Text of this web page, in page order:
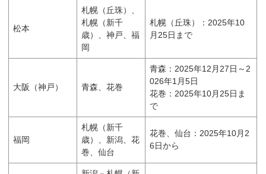
松本
札幌（丘珠）、
札幌（新千
歳）、神戸、福
岡
札幌（丘珠）：2025年10
月25日まで
大阪（神戸） 青森、花巻
青森：2025年12月27日～2
026年1月5日
花巻：2025年10月25日ま
で
福岡
札幌（新千
歳）、新潟、花
巻、仙台
花巻、仙台：2025年10月2
6日から